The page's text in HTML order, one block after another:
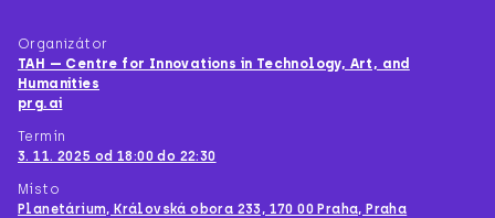
Organizátor
TAH — Centre for Innovations in Technology, Art, and
Humanities
prg.ai
Termín
3. 11. 2025 od 18:00 do 22:30
Místo
Planetárium, Královská obora 233, 170 00 Praha, Praha